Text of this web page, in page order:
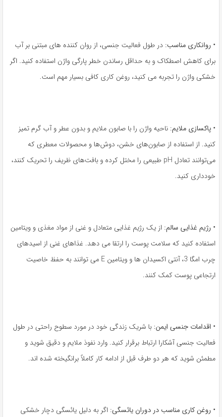
• روانکاری مناسب: در طول فعالیت جنسی، از روان کننده های مبتنی بر آب
برای کاهش اصطکاک و به حداقل رساندن خطر پارگی واژن استفاده کنید. اگر
خشکی واژن را تجربه می کنید، روغن کاری کافی بسیار مهم است.
• پاکسازی ملایم: ناحیه واژن را با صابون ملایم و بدون عطر و آب گرم تمیز
کنید. از استفاده از صابون‌های خشن، دوش‌ها و محصولات معطری که
می‌توانند تعادل pH طبیعی را مختل کرده و بافت‌های ظریف را تحریک کنند،
خودداری کنید.
• رژیم غذایی سالم: از یک رژیم غذایی متعادل و غنی از مواد مغذی و ویتامین
استفاده کنید که سلامت پوست را ارتقا می دهد. غذاهای غنی از اسیدهای
چرب امگا 3، آنتی اکسیدان ها و ویتامین E می توانند به حفظ خاصیت
ارتجاعی پوست کمک کنند.
• اقدامات جنسی ایمن: با شریک زندگی خود در مورد سطوح راحتی در طول
فعالیت جنسی آشکارا ارتباط برقرار کنید. وارد نفوذ ملایم و دقیق شوید و
مطمئن شوید که هر دو طرف قبل از ادامه کار کاملاً برانگیخته شده اند.
• روغن کاری مناسب در دوران یائسگی: اگر به دلیل یائسگی دچار خشکی